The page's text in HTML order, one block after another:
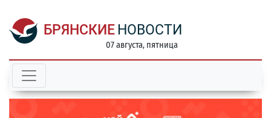
БРЯНСКИЕ НОВОСТИ
07 августа, пятница